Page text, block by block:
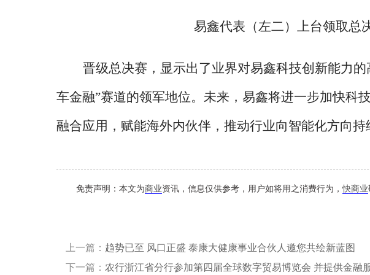
易鑫代表（左二）上台领取总
晋级总决赛，显示出了业界对易鑫科技创新能力
车金融”赛道的领军地位。未来，易鑫将进一步加快科
融合应用，赋能海外内伙伴，推动行业向智能化方向持
免责声明：本文为商业资讯，信息仅供参考，用户如将用之消费行为，快商业
上一篇： 趋势已至 风口正盛 泰康大健康事业合伙人邀您共绘新蓝图
下一篇： 农行浙江省分行参加第四届全球数字贸易博览会 并提供金融